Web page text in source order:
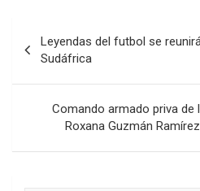
de
entradas
Leyendas del futbol se
Sudáfrica
Comando armado priva de
Roxana Guzmán